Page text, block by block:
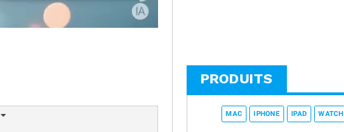
PRODUITS
MAC IPHONE IPAD WATCH